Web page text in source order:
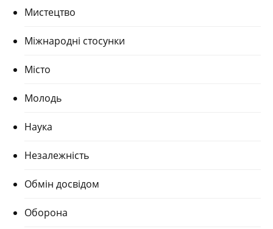
Мистецтво
Міжнародні стосунки
Місто
Молодь
Наука
Незалежність
Обмін досвідом
Оборона